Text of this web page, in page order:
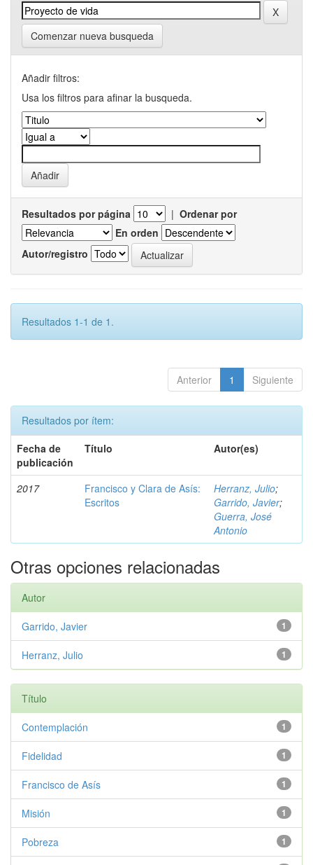
Comenzar nueva busqueda
Añadir filtros:
Usa los filtros para afinar la busqueda.
Resultados por página | Ordenar por
En orden
Autor/registro
Resultados 1-1 de 1.
Anterior 1 Siguiente
Resultados por ítem:
Fecha de
publicación
Título Autor(es)
2017
Francisco y Clara de Asís:
Escritos
Herranz, Julio;
Garrido, Javier;
Guerra, José
Antonio
Otras opciones relacionadas
Autor
1
Garrido, Javier
1
Herranz, Julio
Título
1
Contemplación
1
Fidelidad
1
Francisco de Asís
1
Misión
1
Pobreza